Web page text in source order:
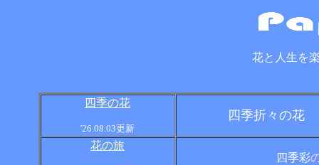
花と人生を
四季の花
'26.08.03更新
四季折々の花
花の旅
四季彩